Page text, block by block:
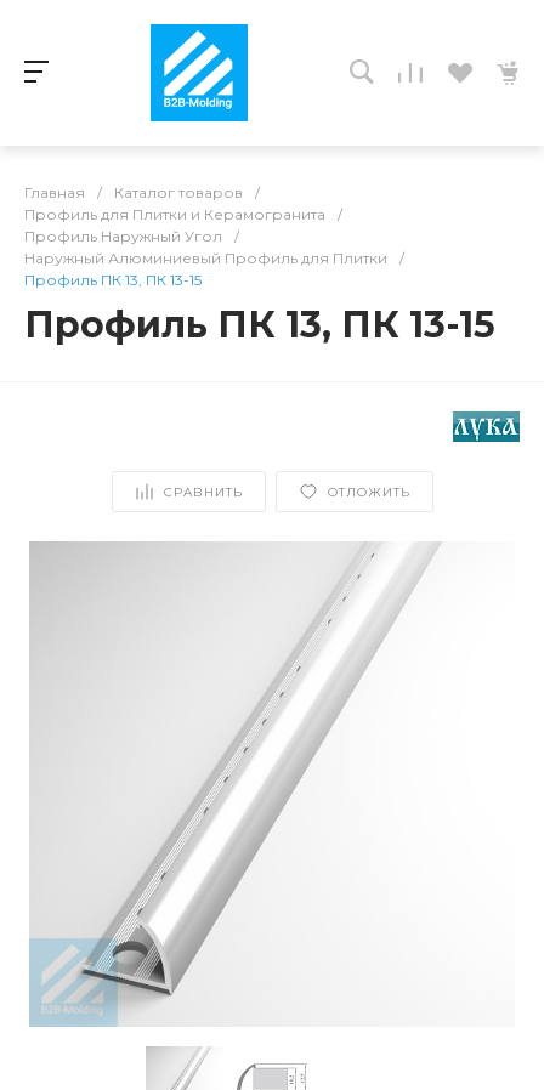
Главная / Каталог товаров
/
Профиль для Плитки и Керамогранита
/
Профиль Наружный Угол
/
Наружный Алюминиевый Профиль для Плитки
/
Профиль ПК 13, ПК 13-15
Профиль ПК 13, ПК 13-15
СРАВНИТЬ ОТЛОЖИТЬ